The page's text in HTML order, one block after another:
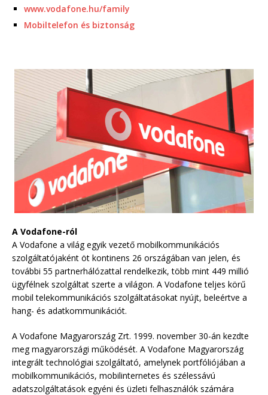
www.vodafone.hu/family
Mobiltelefon és biztonság
A Vodafone-ról
A Vodafone a világ egyik vezető mobilkommunikációs
szolgáltatójaként öt kontinens 26 országában van jelen, és
további 55 partnerhálózattal rendelkezik, több mint 449 millió
ügyfélnek szolgáltat szerte a világon. A Vodafone teljes körű
mobil telekommunikációs szolgáltatásokat nyújt, beleértve a
hang- és adatkommunikációt.
A Vodafone Magyarország Zrt. 1999. november 30-án kezdte
meg magyarországi működését. A Vodafone Magyarország
integrált technológiai szolgáltató, amelynek portfóliójában a
mobilkommunikációs, mobilinternetes és szélessávú
adatszolgáltatások egyéni és üzleti felhasználók számára